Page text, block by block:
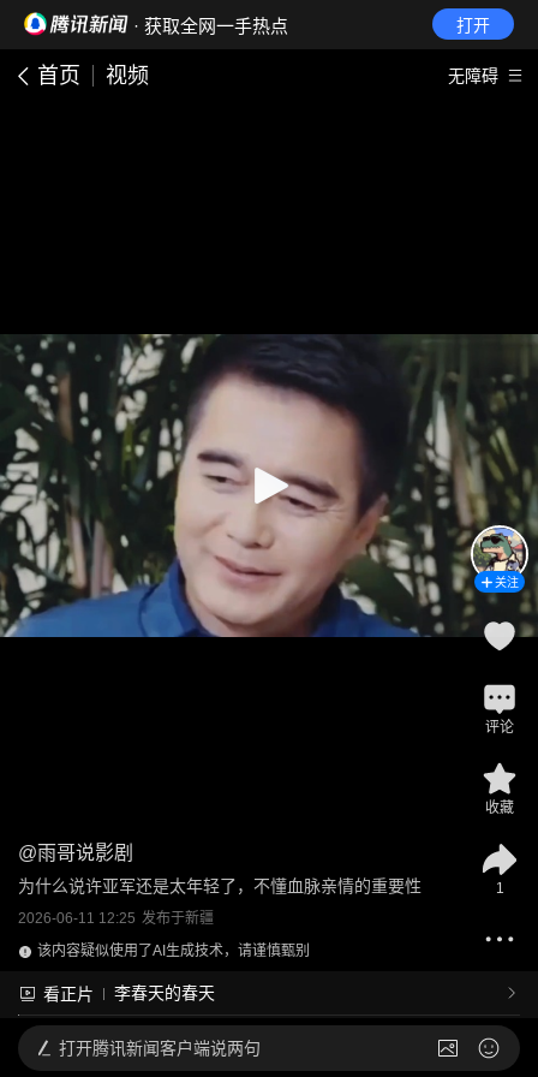
· 获取全网一手热点 打开
首页 视频 无障碍
@雨哥说影剧
为什么说许亚军还是太年轻了，不懂血脉亲情的重要性
2026-06-11 12:25 发布于新疆
该内容疑似使用了AI生成技术，请谨慎甄别
看正片 李春天的春天
关注
评论
收藏
1
打开腾讯新闻客户端说两句